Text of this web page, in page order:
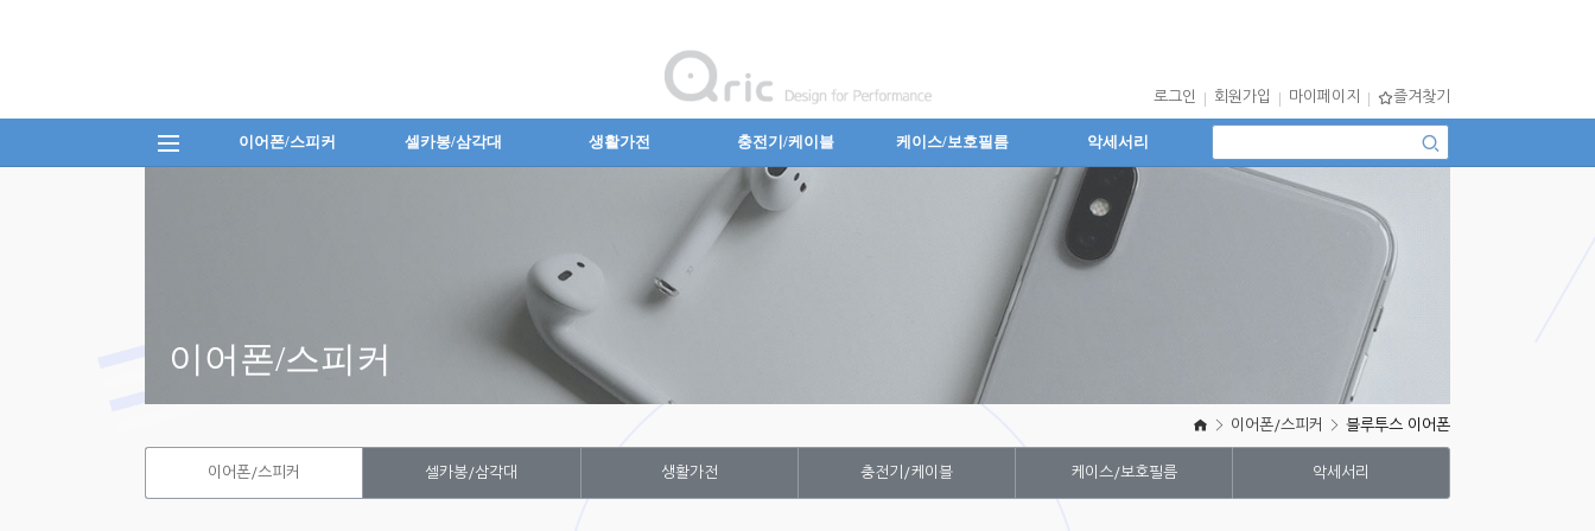
로그인 회원가입 마이페이지 즐겨찾기
이어폰/스피커 셀카봉/삼각대 생활가전 충전기/케이블 케이스/보호필름 악세서리
이어폰/스피커
이어폰/스피커 블루투스 이어폰
이어폰/스피커 셀카봉/삼각대 생활가전 충전기/케이블 케이스/보호필름 악세서리